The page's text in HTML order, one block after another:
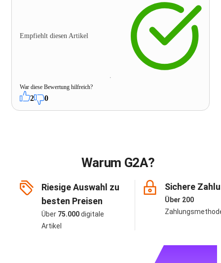
Empfiehlt diesen Artikel
War diese Bewertung hilfreich?
2 0
Warum G2A?
Riesige Auswahl zu
besten Preisen
Über 75.000digitale
Artikel
Sichere
Über 200